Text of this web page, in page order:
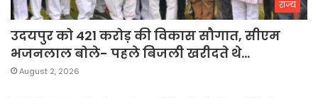
राज्य
उदयपुर को 421 करोड़ की विकास सौगात, सीएम
भजनलाल बोले- पहले बिजली खरीदते थे…
August 2, 2026